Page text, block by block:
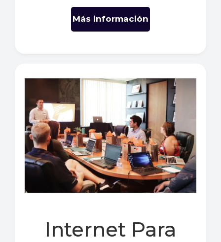
Más información
Internet Para